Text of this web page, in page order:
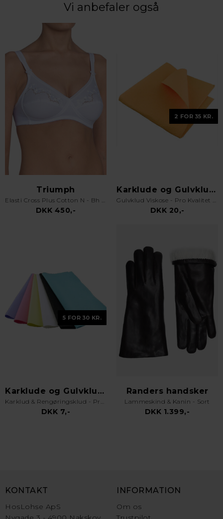
Vi anbefaler også
Triumph
Elasti Cross Plus Cotton N - Bh uden bøjle - Hvid
DKK 450,-
2 FOR 35 KR.
Karklude og Gulvklude
Gulvklud Viskose - Pro Kvalitet - Orange
DKK 20,-
5 FOR 30 KR.
Karklude og Gulvklude
Karklud & Rengøringsklud - Pro Kvalitet - Valgfri Farve
DKK 7,-
Randers handsker
Lammeskind & Kanin - Sort
DKK 1.399,-
KONTAKT
HosLohse ApS
INFORMATION
Om os